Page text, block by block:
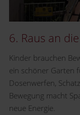
6. Raus an
Kinder brauchen
ein schöner Garten
Dosenwerfen,
Bewegung macht
neue Energie.